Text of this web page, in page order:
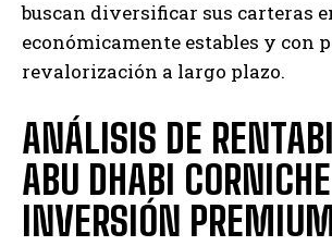
buscan diversificar sus carteras
económicamente estables y con
revalorización a largo plazo.
ANÁLISIS DE
ABU DHABI
INVERSIÓN PREMIUM